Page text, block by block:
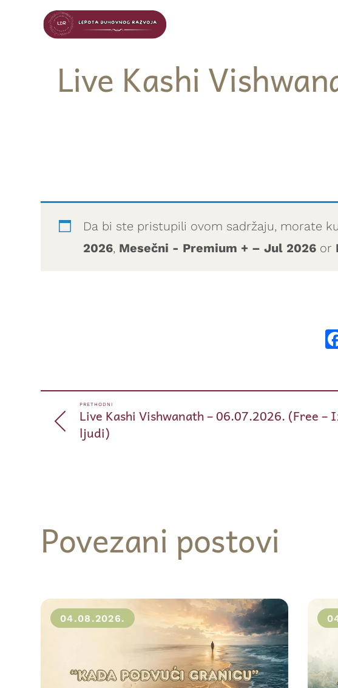
Live Kashi
Da bi ste pristupili ovom sadržaju, morate
2026, Mesečni - Premium + – Jul 2026 or
PRETHODNI
Live Kashi Vishwanath – 06.07.2026. (Free –
ljudi)
Povezani postovi
04.08.2026.